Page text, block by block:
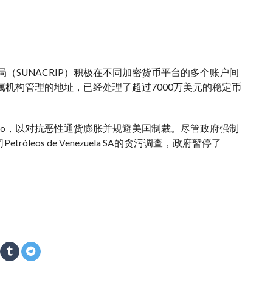
SUNACRIP）积极在不同加密货币平台的多个账户间
机构管理的地址，已经处理了超过7000万美元的稳定币
以对抗恶性通货膨胀并规避美国制裁。尽管政府强制
de Venezuela SA的贪污调查，政府暂停了